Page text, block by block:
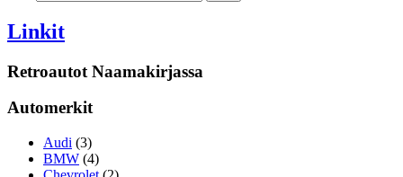
Linkit
Retroautot Naamakirjassa
Automerkit
Audi (3)
BMW (4)